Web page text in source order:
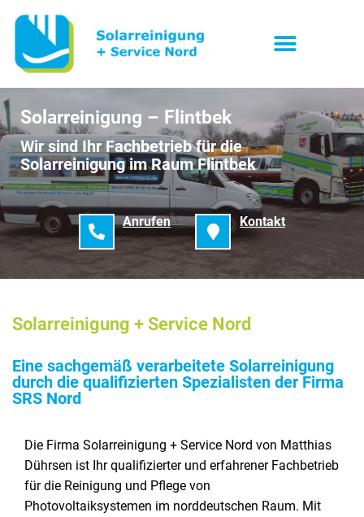
Solarreinigung – Flintbek
Wir sind Ihr Fachbetrieb für die
Solarreinigung im Raum Flintbek
Anrufen Kontakt
Solarreinigung + Service Nord
Eine sachgemäß verarbeitete Solarreinigung
durch die qualifizierten Spezialisten der Firma
SRS Nord
Die Firma Solarreinigung + Service Nord von Matthias
Dührsen ist Ihr qualifizierter und erfahrener Fachbetrieb
für die Reinigung und Pflege von
Photovoltaiksystemen im norddeutschen Raum. Mit